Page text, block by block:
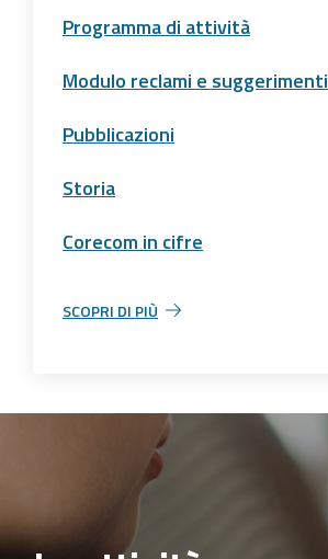
Programma di attività
Modulo reclami e suggerimenti
Pubblicazioni
Storia
Corecom in cifre
SCOPRI DI PIÙ